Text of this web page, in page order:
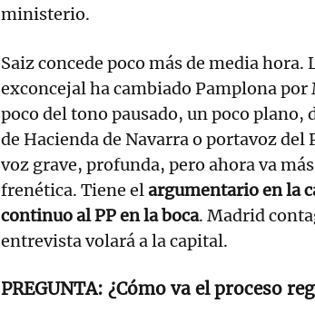
ministerio.
Saiz concede poco más de media hora.
exconcejal ha cambiado Pamplona por
poco del tono pausado, un poco plano,
de Hacienda de Navarra o portavoz del
voz grave, profunda, pero ahora va
frenética. Tiene elargumentario en la
continuo al PP en la boca. Madrid
entrevista volará a la capital.
¿Cómo va el proceso